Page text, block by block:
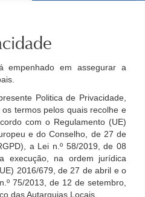
empenhado em assegurar a
Politica de Privacidade,
termos pelos quais recolhe e
com o Regulamento (UE)
e do Conselho, de 27 de
a Lei n.º 58/2019, de 08
execução, na ordem jurídica
2016/679, de 27 de abril e o
75/2013, de 12 de setembro,
das Autarquias Locais.